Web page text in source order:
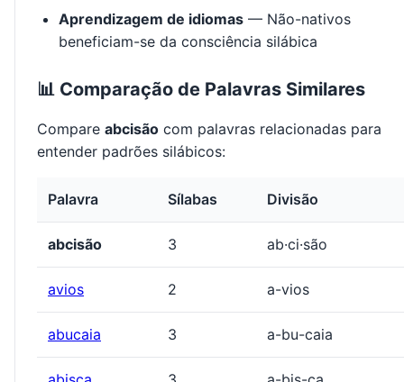
Aprendizagem de idiomas — Não-nativos
beneficiam-se da consciência silábica
📊 Comparação de Palavras Similares
Compare abcisão com palavras relacionadas para
entender padrões silábicos:
Palavra Sílabas Divisão
abcisão 3 ab·ci·são
avios 2 a-vios
abucaia 3 a-bu-caia